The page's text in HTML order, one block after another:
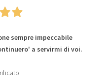
sempre impeccabile
a servirmi di voi.